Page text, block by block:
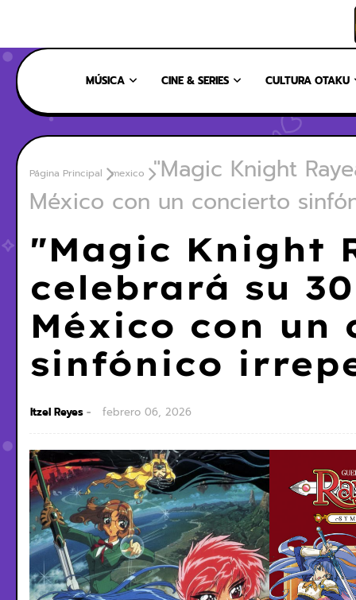
MÚSICA CINE & SERIES CULTURA OTAKU
Página Principal mexico
"Magic Knight
México con un concierto
"Magic Knight
celebrará su
México con un
sinfónico
Itzel Reyes febrero 06, 2026